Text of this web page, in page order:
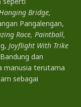
Bridge,
Pangalengan,
Race, Paintball,
Joyflight With Trike
dan
manusia terutama
sebagai